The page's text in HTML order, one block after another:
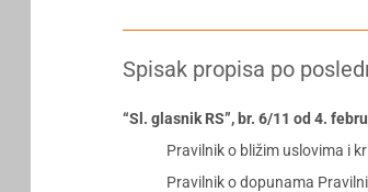
Spisak propisa po
“Sl. glasnik RS”, br. 6/11 od 4.
Pravilnik o bližim uslovima i
Pravilnik o dopunama